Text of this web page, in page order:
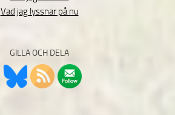
Vad jag lyssnar på nu
GILLA OCH DELA